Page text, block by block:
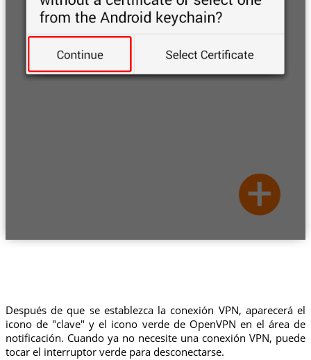
Después de que se establezca la conexión VPN, aparecerá el
icono de "clave" y el icono verde de OpenVPN en el área de
notificación. Cuando ya no necesite una conexión VPN, puede
tocar el interruptor verde para desconectarse.